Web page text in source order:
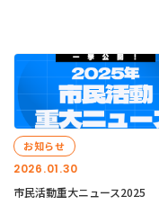
2026.01.30
お知らせ
市民活動重大ニュース2025